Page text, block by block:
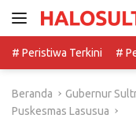
# Peristiwa Terkini
#
Beranda
Gubernur
Puskesmas Lasusua